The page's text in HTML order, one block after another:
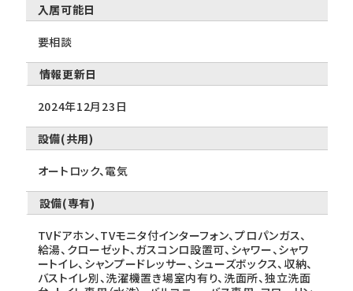
入居可能日
要相談
情報更新日
2024年12月23日
設備(共用)
オートロック、電気
設備(専有)
TVドアホン、TVモニタ付インターフォン、プロパンガス、
給湯、クローゼット、ガスコンロ設置可、シャワー、シャワ
ートイレ、シャンプードレッサー、シューズボックス、収納、
バストイレ別、洗濯機置き場室内有り、洗面所、独立洗面